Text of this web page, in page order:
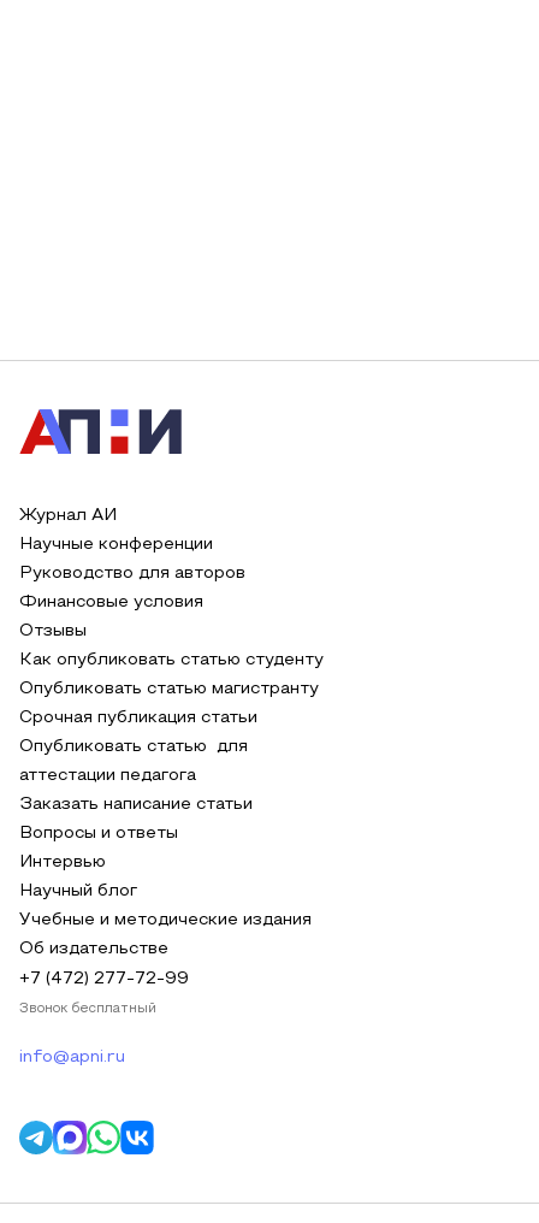
Журнал АИ
Научные конференции
Руководство для авторов
Финансовые условия
Отзывы
Как опубликовать статью студенту
Опубликовать статью магистранту
Срочная публикация статьи
Опубликовать статью для
аттестации педагога
Заказать написание статьи
Вопросы и ответы
Интервью
Научный блог
Учебные и методические издания
Об издательстве
+7 (472) 277-72-99
Звонок бесплатный
info@apni.ru